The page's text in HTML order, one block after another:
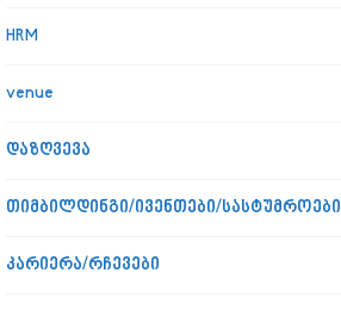
HRM
venue
დაზღვევა
თიმბილდინგი/ივენთები/სასტუმროები
კარიერა/რჩევები